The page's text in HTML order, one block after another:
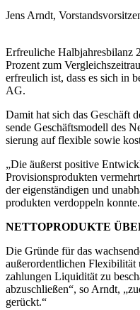
Jens Arndt,
Erfreuliche Halbjahresbilanz
Prozent zum
erfreulich ist, dass es sich in
AG.
Damit hat sich das Geschäft
sende Geschäftsmodell des
sierung auf flexible sowie
„Die äußerst positive
Provisionsprodukten
der eigenständigen und
produkten verdoppeln konnte.
NETTOPRODUKTE
Die Gründe für das
außerordentlichen Flexibilität
zahlungen Liquidität zu
abzuschließen“, so Arndt,
gerückt.“